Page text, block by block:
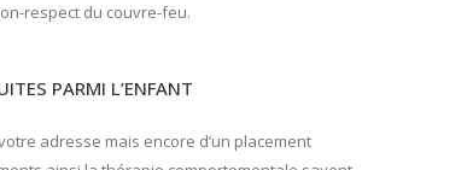
respect du couvre-feu.
PARMI L’ENFANT
adresse mais encore d’un placement